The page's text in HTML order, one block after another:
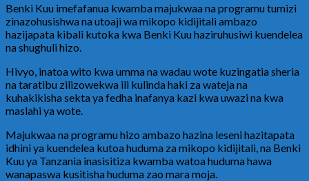
Benki Kuu imefafanua kwamba majukwaa na programu tumizi
zinazohusishwa na utoaji wa mikopo kidijitali ambazo
hazijapata kibali kutoka kwa Benki Kuu haziruhusiwi kuendelea
na shughuli hizo.
Hivyo, inatoa wito kwa umma na wadau wote kuzingatia sheria
na taratibu zilizowekwa ili kulinda haki za wateja na
kuhakikisha sekta ya fedha inafanya kazi kwa uwazi na kwa
maslahi ya wote.
Majukwaa na programu hizo ambazo hazina leseni hazitapata
idhini ya kuendelea kutoa huduma za mikopo kidijitali, na Benki
Kuu ya Tanzania inasisitiza kwamba watoa huduma hawa
wanapaswa kusitisha huduma zao mara moja.